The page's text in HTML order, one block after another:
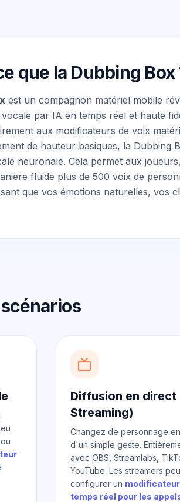
que la Dubbing Box
est un compagnon matériel mobile
par IA en temps réel et haute
aux modificateurs de voix
de hauteur basiques, la Dubbing
neuronale. Cela permet aux
fluide plus de 500 voix de
que vos émotions naturelles, vos
Diffusion en direct
Streaming)
Changez de personnage
d'un simple geste.
avec OBS, Streamlabs,
YouTube. Les streamers
configurer un modificateur
temps réel pour les